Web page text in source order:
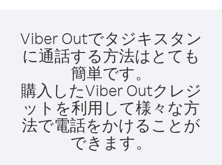
Viber Outでタジキスタン
に通話する方法はとても
簡単です。
購入したViber Outクレジ
ットを利用して様々な方
法で電話をかけることが
できます。